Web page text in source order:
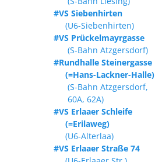
#VS Siebenhirten
(U6-Siebenhirten)
#VS Prückelmayrgasse
(S-Bahn Atzgersdorf)
#Rundhalle Steinergasse
(=Hans-Lackner-Halle)
(S-Bahn Atzgersdorf,
60A, 62A)
#VS Erlaaer Schleife
(=Erilaweg)
(U6-Alterlaa)
#VS Erlaaer Straße 74